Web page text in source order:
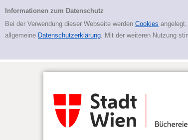
Erweiterte Suche
Informationen zum Datenschutz
Bei der Verwendung dieser Webseite werden Cookies
allgemeine Datenschutzerklärung. Mit der weiteren Nutzung